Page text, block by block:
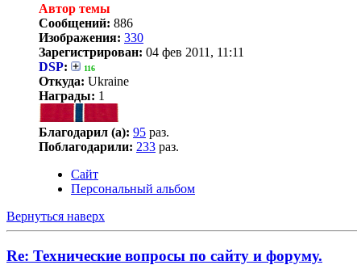
Автор темы
Сообщений: 886
Изображения: 330
Зарегистрирован: 04 фев 2011, 11:11
DSP: 116
Откуда: Ukraine
Награды: 1
Благодарил (а): 95 раз.
Поблагодарили: 233 раз.
Сайт
Персональный альбом
Вернуться наверх
Re: Технические вопросы по сайту и форуму.